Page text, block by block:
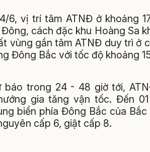
6, vị trí tâm ATNĐ ở khoảng
cách đặc khu Hoàng Sa
vùng gần tâm ATNĐ duy trì ở
Đông Bắc với tốc độ khoảng
báo trong 24 - 48 giờ tới,
gia tăng vận tốc. Đến
biển phía Đông Bắc của
cấp 6, giật cấp 8.